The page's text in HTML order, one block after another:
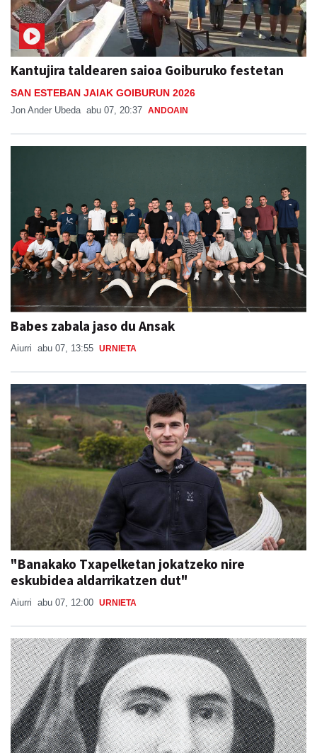
Kantujira taldearen saioa Goiburuko festetan
SAN ESTEBAN JAIAK GOIBURUN 2026
Jon Ander Ubeda abu 07, 20:37 ANDOAIN
Babes zabala jaso du Ansak
Aiurri abu 07, 13:55 URNIETA
"Banakako Txapelketan jokatzeko nire
eskubidea aldarrikatzen dut"
Aiurri abu 07, 12:00 URNIETA